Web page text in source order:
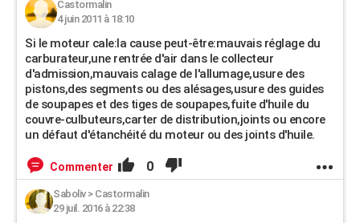
Castormalin
4 juin 2011 à 18:10
Si le moteur cale:la cause peut-être:mauvais réglage du
carburateur,une rentrée d'air dans le collecteur
d'admission,mauvais calage de l'allumage,usure des
pistons,des segments ou des alésages,usure des guides
de soupapes et des tiges de soupapes,fuite d'huile du
couvre-culbuteurs,carter de distribution,joints ou encore
un défaut d'étanchéité du moteur ou des joints d'huile.
Commenter 0
Saboliv> Castormalin
29 juil. 2016 à 22:38